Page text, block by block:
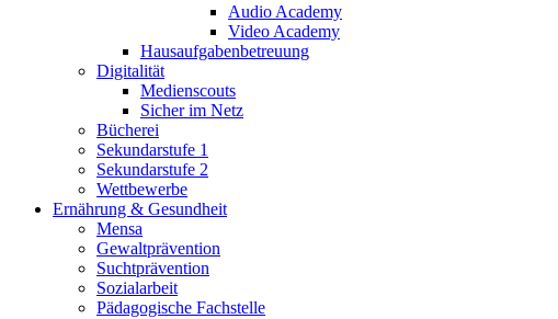
Audio Academy
Video Academy
Hausaufgabenbetreuung
Digitalität
Medienscouts
Sicher im Netz
Bücherei
Sekundarstufe 1
Sekundarstufe 2
Wettbewerbe
Ernährung & Gesundheit
Mensa
Gewaltprävention
Suchtprävention
Sozialarbeit
Pädagogische Fachstelle